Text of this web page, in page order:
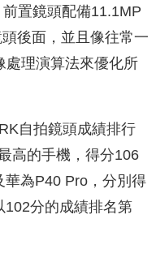
置鏡頭配備11.1MP
後面，並且像往常一
處理演算法來優化所
自拍鏡頭成績排行
高的手機，得分106
為P40 Pro，分別得
102分的成績排名第